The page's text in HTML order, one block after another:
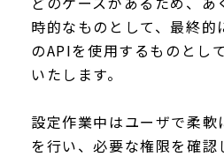
時的なものとして、最終的
のAPIを使用するものとし
いたします。
設定作業中はユーザで柔
を行い、必要な権限を確認